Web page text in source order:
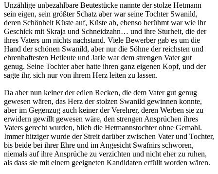
Unzählige unbezahlbare Beutestücke nannte der stolze Hetmann
sein eigen, sein größter Schatz aber war seine Tochter Swanild,
deren Schönheit Küste auf, Küste ab, ebenso berühmt war wie ihr
Geschick mit Skraja und Schneidzahn… und ihre Sturheit, die der
ihres Vaters um nichts nachstand. Viele Bewerber gab es um die
Hand der schönen Swanild, aber nur die Söhne der reichsten und
ehrenhaftesten Hetleute und Jarle war dem strengen Vater gut
genug. Seine Tochter aber hatte ihren ganz eigenen Kopf, und der
sagte ihr, sich nur von ihrem Herz leiten zu lassen.
Da aber nun keiner der edlen Recken, die dem Vater gut genug
gewesen wären, das Herz der stolzen Swanild gewinnen konnte,
aber im Gegenzug auch keiner der Verehrer, deren Werben sie zu
erwidern gewillt gewesen wäre, den strengen Ansprüchen ihres
Vaters gerecht wurden, blieb die Hetmannstochter ohne Gemahl.
Immer hitziger wurde der Streit darüber zwischen Vater und Tochter,
bis beide bei ihrer Ehre und im Angesicht Swafnirs schworen,
niemals auf ihre Ansprüche zu verzichten und nicht eher zu ruhen,
als dass sie mit einem geeigneten Kandidaten erfüllt worden wären.